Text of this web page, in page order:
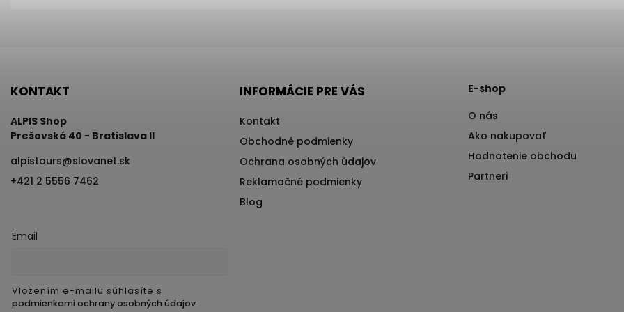
KONTAKT
ALPIS Shop
Prešovská 40 - Bratislava II
alpistours@slovanet.sk
+421 2 5556 7462
INFORMÁCIE PRE VÁS
Kontakt
Obchodné podmienky
Ochrana osobných údajov
Reklamačné podmienky
Blog
E-shop
O nás
Ako nakupovať
Hodnotenie obchodu
Partneri
Email
Vložením e-mailu súhlasíte s
podmienkami ochrany osobných údajov